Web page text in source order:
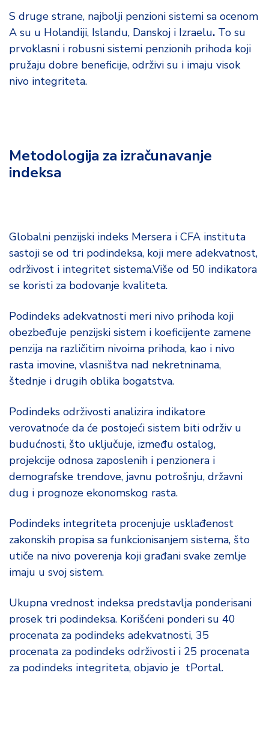
S druge strane, najbolji penzioni sistemi sa ocenom
A su u Holandiji, Islandu, Danskoj i Izraelu. To su
prvoklasni i robusni sistemi penzionih prihoda koji
pružaju dobre beneficije, održivi su i imaju visok
nivo integriteta.
Metodologija za izračunavanje
indeksa
Globalni penzijski indeks Mersera i CFA instituta
sastoji se od tri podindeksa, koji mere adekvatnost,
održivost i integritet sistema.Više od 50 indikatora
se koristi za bodovanje kvaliteta.
Podindeks adekvatnosti meri nivo prihoda koji
obezbeđuje penzijski sistem i koeficijente zamene
penzija na različitim nivoima prihoda, kao i nivo
rasta imovine, vlasništva nad nekretninama,
štednje i drugih oblika bogatstva.
Podindeks održivosti analizira indikatore
verovatnoće da će postojeći sistem biti održiv u
budućnosti, što uključuje, između ostalog,
projekcije odnosa zaposlenih i penzionera i
demografske trendove, javnu potrošnju, državni
dug i prognoze ekonomskog rasta.
Podindeks integriteta procenjuje usklađenost
zakonskih propisa sa funkcionisanjem sistema, što
utiče na nivo poverenja koji građani svake zemlje
imaju u svoj sistem.
Ukupna vrednost indeksa predstavlja ponderisani
prosek tri podindeksa. Korišćeni ponderi su 40
procenata za podindeks adekvatnosti, 35
procenata za podindeks održivosti i 25 procenata
za podindeks integriteta, objavio je tPortal.